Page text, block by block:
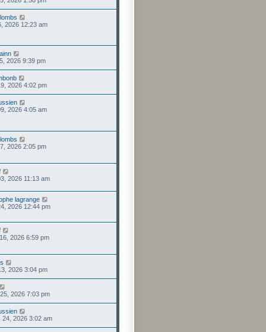
2026 12:23 am
2026 9:39 pm
2026 4:02 pm
2026 4:05 am
2026 2:05 pm
2026 11:13 am
lagrange
2026 12:44 pm
2026 6:59 pm
2026 3:04 pm
2026 7:03 pm
24, 2026 3:02 am